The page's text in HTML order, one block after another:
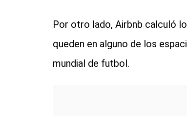
Por otro lado, Airbnb calculó
queden en alguno de los
mundial de futbol.